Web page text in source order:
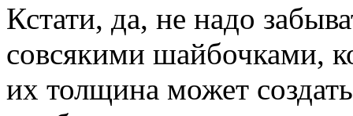
Кстати, да, не надо
совсякими шайбочками,
их толщина может